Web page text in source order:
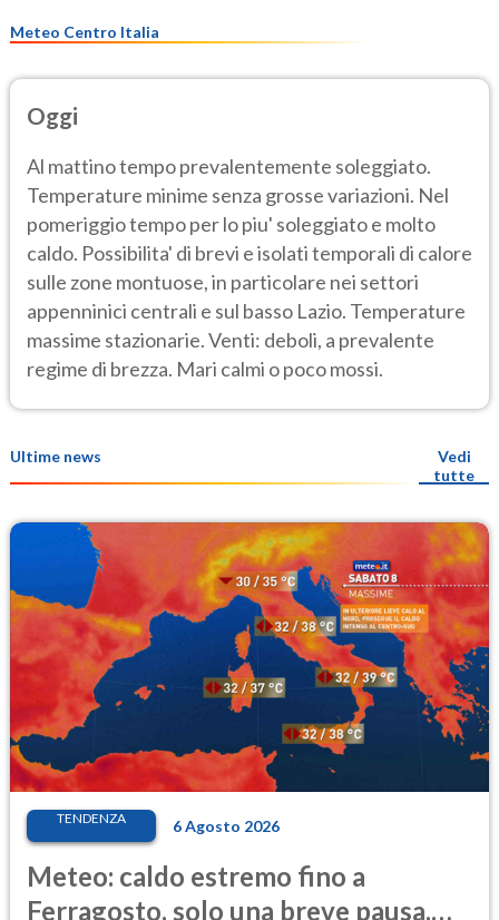
Meteo Centro Italia
Oggi
Al mattino tempo prevalentemente soleggiato.
Temperature minime senza grosse variazioni. Nel
pomeriggio tempo per lo piu' soleggiato e molto
caldo. Possibilita' di brevi e isolati temporali di calore
sulle zone montuose, in particolare nei settori
appenninici centrali e sul basso Lazio. Temperature
massime stazionarie. Venti: deboli, a prevalente
regime di brezza. Mari calmi o poco mossi.
Ultime news
Vedi
tutte
TENDENZA 6 Agosto 2026
Meteo: caldo estremo fino a
Ferragosto, solo una breve pausa.